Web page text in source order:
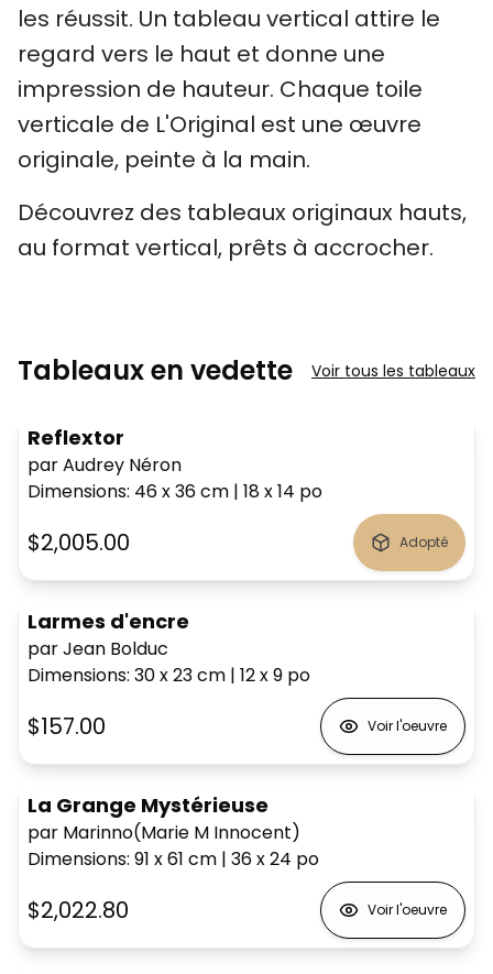
les réussit. Un tableau vertical attire le
regard vers le haut et donne une
impression de hauteur. Chaque toile
verticale de L'Original est une œuvre
originale, peinte à la main.
Découvrez des tableaux originaux hauts,
au format vertical, prêts à accrocher.
Tableaux en vedette Voir tous les tableaux
Reflextor
par Audrey Néron
Dimensions: 46 x 36cm | 18 x 14 po
$2,005.00 Adopté
Larmes d'encre
par Jean Bolduc
Dimensions: 30 x 23cm | 12 x 9 po
$157.00 Voir l'oeuvre
La Grange Mystérieuse
par Marinno(Marie M Innocent)
Dimensions: 91 x 61 cm | 36 x 24 po
$2,022.80 Voir l'oeuvre